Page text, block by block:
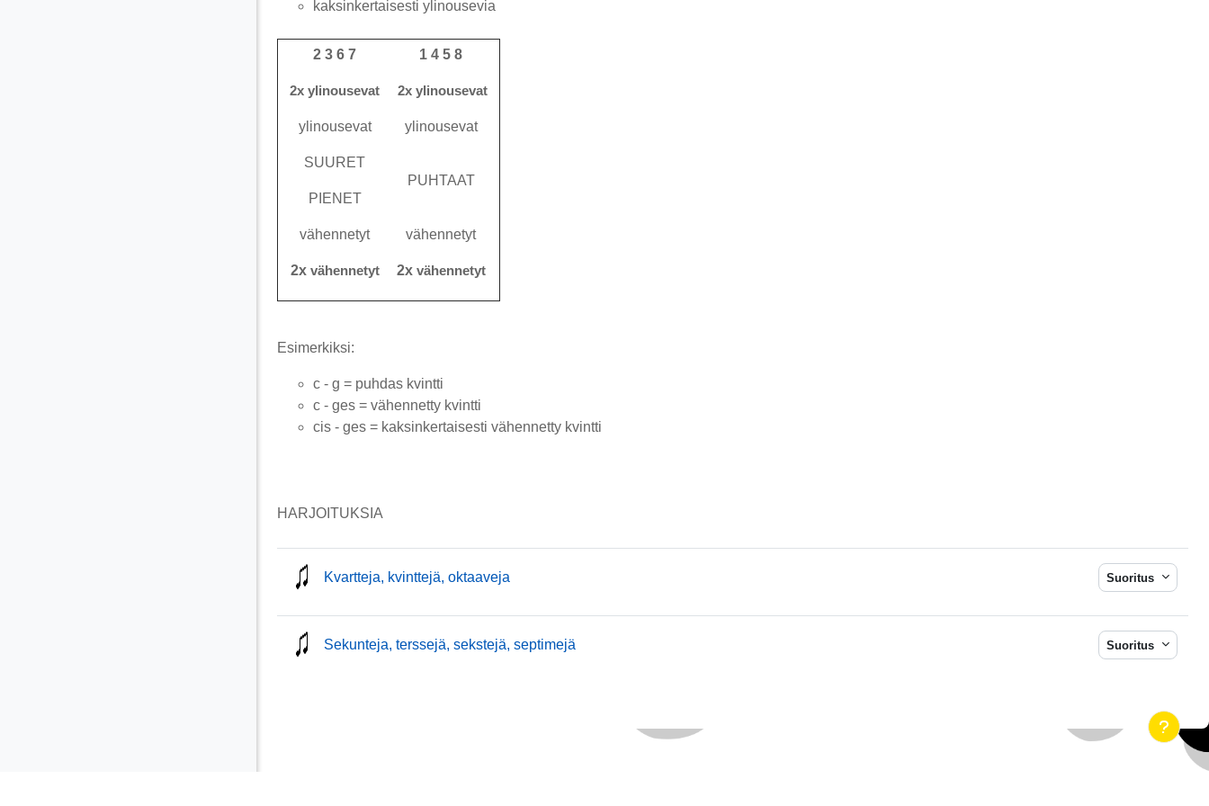
kaksinkertaisesti ylinousevia
2 3 6 7 1 4 5 8
2x ylinousevat 2x ylinousevat
ylinousevat ylinousevat
SUURET
PUHTAAT
PIENET
vähennetyt vähennetyt
2x vähennetyt 2x vähennetyt
Esimerkiksi:
c - g = puhdas kvintti
c - ges = vähennetty kvintti
cis - ges = kaksinkertaisesti vähennetty kvintti
HARJOITUKSIA
Kvartteja, kvinttejä, oktaaveja Suoritus
Sekunteja, terssejä, sekstejä, septimejä Suoritus